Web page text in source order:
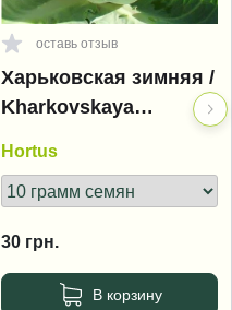
оставь отзыв
Харьковская зимняя /
Kharkovskaya
Hortus
30 грн.
В корзину